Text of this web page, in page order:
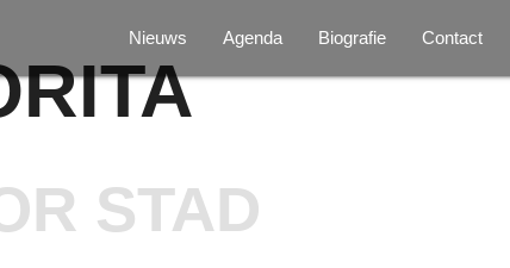
Nieuws Agenda Biografie Contact
STAD